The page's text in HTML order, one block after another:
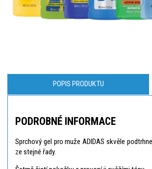
POPIS PRODUKTU
PODROBNÉ INFORMACE
Sprchový gel pro muže ADIDAS skvěle
ze stejné řady.